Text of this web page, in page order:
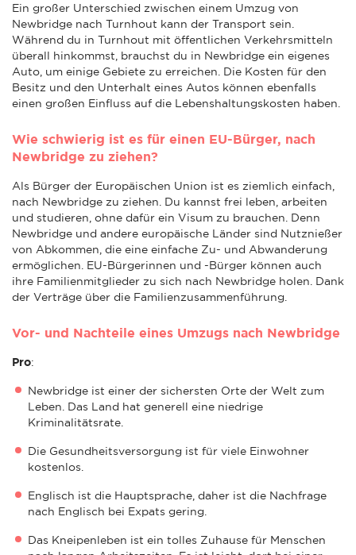
Ein großer Unterschied zwischen einem Umzug von
Newbridge nach Turnhout kann der Transport sein.
Während du in Turnhout mit öffentlichen Verkehrsmitteln
überall hinkommst, brauchst du in Newbridge ein eigenes
Auto, um einige Gebiete zu erreichen. Die Kosten für den
Besitz und den Unterhalt eines Autos können ebenfalls
einen großen Einfluss auf die Lebenshaltungskosten haben.
Wie schwierig ist es für einen EU-Bürger, nach
Newbridge zu ziehen?
Als Bürger der Europäischen Union ist es ziemlich einfach,
nach Newbridge zu ziehen. Du kannst frei leben, arbeiten
und studieren, ohne dafür ein Visum zu brauchen. Denn
Newbridge und andere europäische Länder sind Nutznießer
von Abkommen, die eine einfache Zu- und Abwanderung
ermöglichen. EU-Bürgerinnen und -Bürger können auch
ihre Familienmitglieder zu sich nach Newbridge holen. Dank
der Verträge über die Familienzusammenführung.
Vor- und Nachteile eines Umzugs nach Newbridge
Pro:
Newbridge ist einer der sichersten Orte der Welt zum
Leben. Das Land hat generell eine niedrige
Kriminalitätsrate.
Die Gesundheitsversorgung ist für viele Einwohner
kostenlos.
Englisch ist die Hauptsprache, daher ist die Nachfrage
nach Englisch bei Expats gering.
Das Kneipenleben ist ein tolles Zuhause für Menschen